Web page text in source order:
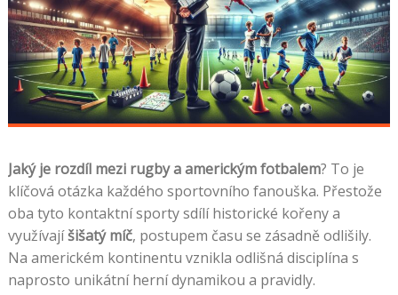
Jaký je rozdíl mezi rugby a americkým fotbalem? To je
klíčová otázka každého sportovního fanouška. Přestože
oba tyto kontaktní sporty sdílí historické kořeny a
využívajíšišatý míč, postupem času se zásadně odlišily.
Na americkém kontinentu vznikla odlišná disciplína s
naprosto unikátní herní dynamikou a pravidly.